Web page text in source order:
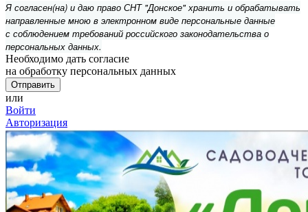
Я согласен(на) и даю право СНТ "Донское" хранить и обрабатывать
направленные мною в электронном виде персональные данные
с соблюдением требований российского законодательства о
персональных данных.
Необходимо дать согласие
на обработку персональных данных
или
Войти
Авторизация